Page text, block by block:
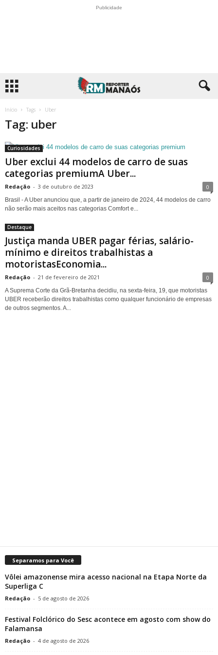
Publicidade
Início Tags Uber
Tag: uber
Curiosidades
Uber exclui 44 modelos de carro de suas
categorias premiumA Uber...
Redação - 3 de outubro de 2023 0
Brasil - A Uber anunciou que, a partir de janeiro de 2024, 44 modelos de carro
não serão mais aceitos nas categorias Comfort e...
Destaque
Justiça manda UBER pagar férias, salário-
mínimo e direitos trabalhistas a
motoristasEconomia...
Redação - 21 de fevereiro de 2021 0
A Suprema Corte da Grã-Bretanha decidiu, na sexta-feira, 19, que motoristas
UBER receberão direitos trabalhistas como qualquer funcionário de empresas
de outros segmentos. A...
Separamos para Você
Vôlei amazonense mira acesso nacional na Etapa Norte da
Superliga C
Redação - 5 de agosto de 2026
Festival Folclórico do Sesc acontece em agosto com show do
Falamansa
Redação - 4 de agosto de 2026